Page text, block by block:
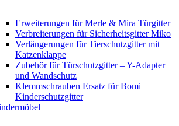
Erweiterungen für Merle & Mira Türgitter
Verbreiterungen für Sicherheitsgitter Miko
Verlängerungen für Tierschutzgitter mit
Katzenklappe
Zubehör für Türschutzgitter – Y-Adapter
und Wandschutz
Klemmschrauben Ersatz für Bomi
Kinderschutzgitter